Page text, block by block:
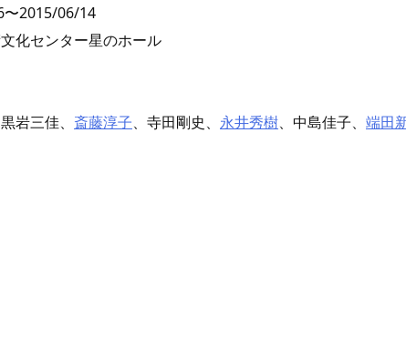
2015/06/14
化センター星のホール
岩三佳、 斎藤淳子、寺田剛史、 永井秀樹、中島佳子、 端田